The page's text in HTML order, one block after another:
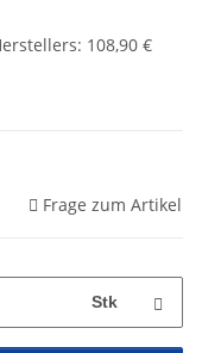
: 108,90 €
Frage zum Artikel
Stk